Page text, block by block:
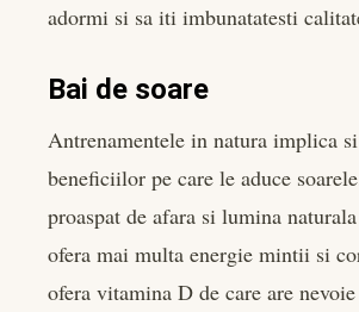
adormi si sa iti imbunatatesti
Bai de soare
Antrenamentele in natura implica
beneficiilor pe care le aduce
proaspat de afara si lumina
ofera mai multa energie mintii si
ofera vitamina D de care are